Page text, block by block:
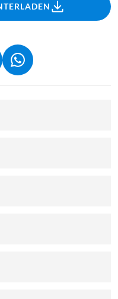
TAB)
IN NEUEM TAB)
(LINK ÖFFNET IN